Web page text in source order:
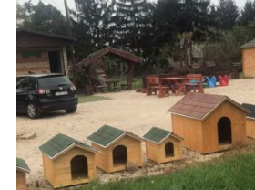
AJÁNLATKÉRÉS